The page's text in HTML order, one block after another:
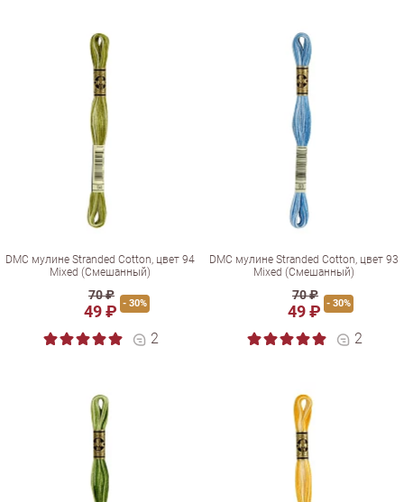
DMC мулине Stranded Cotton, цвет 94
Mixed (Смешанный)
70 ₽
49 ₽ - 30%
2
DMC мулине Stranded Cotton, цвет 93
Mixed (Смешанный)
70 ₽
49 ₽ - 30%
2